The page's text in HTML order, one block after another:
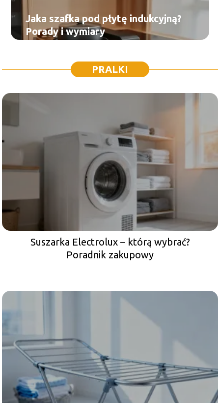
Jaka szafka pod płytę indukcyjną?
Porady i wymiary
PRALKI
Suszarka Electrolux – którą wybrać?
Poradnik zakupowy